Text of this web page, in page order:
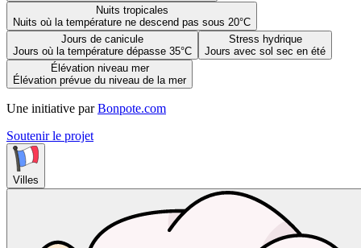
Nuits tropicales
Nuits où la température ne descend pas sous 20°C
Jours de canicule
Jours où la température dépasse 35°C
Stress hydrique
Jours avec sol sec en été
Élévation niveau mer
Élévation prévue du niveau de la mer
Une initiative par Bonpote.com
Soutenir le projet
Villes